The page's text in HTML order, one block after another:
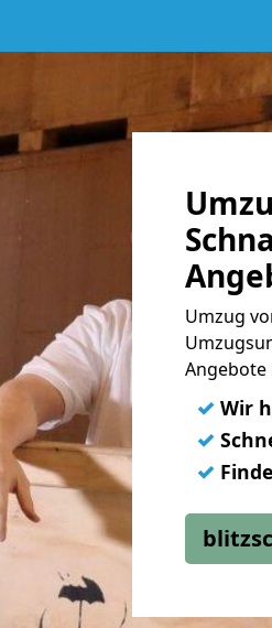
Umzug
Angebote
✓ Wir
✓
✓